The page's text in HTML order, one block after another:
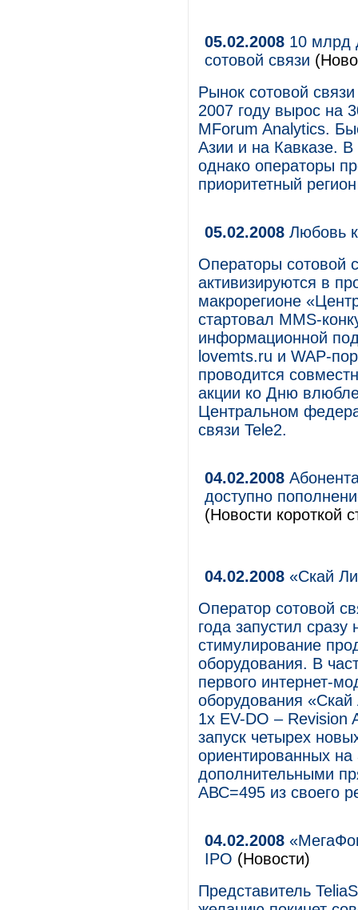
05.02.2008 10 млрд
сотовой связи
Рынок сотовой
2007 году вырос на
MForum Analytics.
Азии и на Кавказе.
однако операторы
приоритетный
05.02.2008 Любовь
Операторы сотовой
активизируются в
макрорегионе
стартовал MMS-
информационной
lovemts.ru и WAP-
проводится
акции ко Дню
Центральном
связи Tele2.
04.02.2008
доступно
(Новости короткой
04.02.2008 «Скай
Оператор сотовой
года запустил
стимулирование
оборудования. В
первого интернет-
оборудования
1x EV-DO – Revision
запуск четырех
ориентированных
дополнительными
АВС=495 из своего
04.02.2008
IPO (Новости)
Представитель